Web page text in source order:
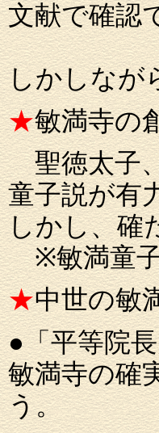
文献で確認
しかしなが
★敏満寺の
聖徳太子、
童子説が有
しかし、確
※敏満童子
★中世の敏
●「平等院
敏満寺の確
う。